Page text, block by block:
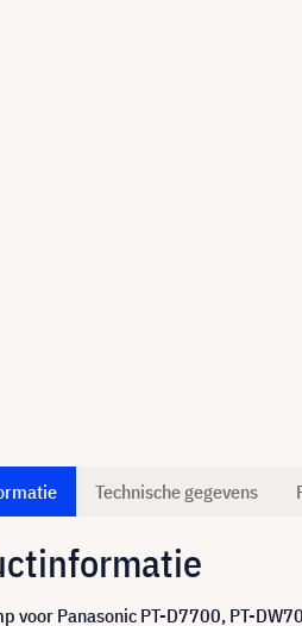
Technische gegevens
voor Panasonic PT-D7700, PT-